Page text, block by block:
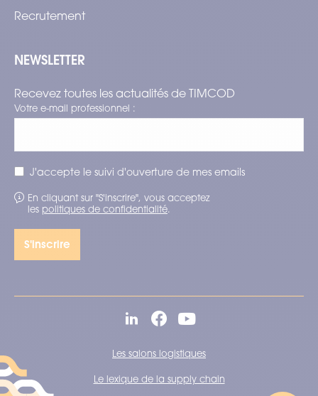
Recrutement
NEWSLETTER
Recevez toutes les actualités de TIMCOD
Votre e-mail professionnel :
J'accepte le suivi d'ouverture de mes emails
En cliquant sur "S'inscrire", vous acceptez
les politiques de confidentialité.
Les salons logistiques
Le lexique de la supply chain